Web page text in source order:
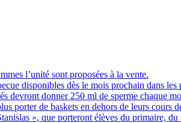
l’unité sont proposées à la vente.
disponibles dès le mois prochain dans les
devront donner 250 ml de sperme chaque
porter de baskets en dehors de leurs
», que porteront élèves du primaire, du